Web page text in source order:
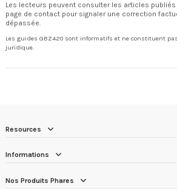
Les lecteurs peuvent consulter les articles publiés
page de contact pour signaler une correction
dépassée.
Les guides GBZ420 sont informatifs et ne constituent
juridique.
Resources
Informations
Nos Produits Phares